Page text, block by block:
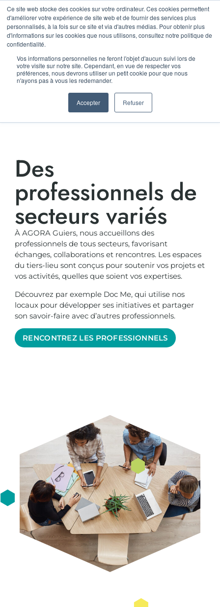
Ce site web stocke des cookies sur votre ordinateur. Ces cookies permettent
d'améliorer votre expérience de site web et de fournir des services plus
personnalisés, à la fois sur ce site et via d'autres médias. Pour obtenir plus
d'informations sur les cookies que nous utilisons, consultez notre politique de
confidentialité.
Vos informations personnelles ne feront l'objet d'aucun suivi lors de
votre visite sur notre site. Cependant, en vue de respecter vos
préférences, nous devrons utiliser un petit cookie pour que nous
n'ayons pas à vous les redemander.
Accepter Refuser
Des
professionnels de
secteurs variés
À AGORA Guiers, nous accueillons des
professionnels de tous secteurs, favorisant
échanges, collaborations et rencontres. Les espaces
du tiers-lieu sont conçus pour soutenir vos projets et
vos activités, quelles que soient vos expertises.
Découvrez par exemple Doc Me, qui utilise nos
locaux pour développer ses initiatives et partager
son savoir-faire avec d’autres professionnels.
RENCONTREZ LES PROFESSIONNELS
LA RENTRÉE D'AGORA
LE 11 SEPTEMBRE !
GRATUIT